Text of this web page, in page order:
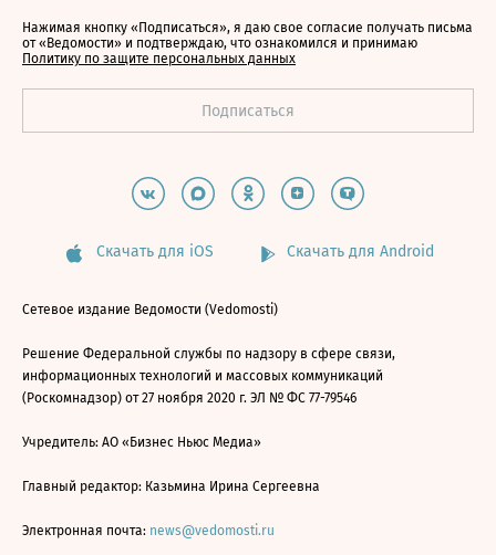
Нажимая кнопку «Подписаться», я даю свое согласие получать письма
от «Ведомости» и подтверждаю, что ознакомился и принимаю
Политику по защите персональных данных
Скачать для iOS Скачать для Android
Сетевое издание Ведомости (Vedomosti)
Решение Федеральной службы по надзору в сфере связи,
информационных технологий и массовых коммуникаций
(Роскомнадзор) от 27 ноября 2020 г. ЭЛ № ФС 77-79546
Учредитель: АО «Бизнес Ньюс Медиа»
Главный редактор: Казьмина Ирина Сергеевна
Электронная почта: news@vedomosti.ru